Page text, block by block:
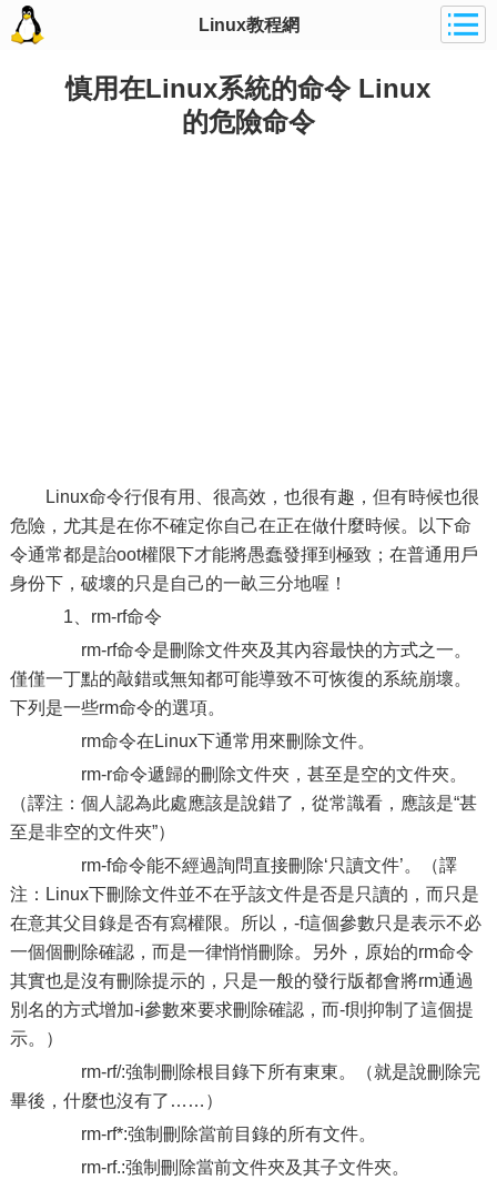
Linux教程網
慎用在Linux系統的命令 Linux
的危險命令
Linux命令行佷有用、很高效，也很有趣，但有時候也很
危險，尤其是在你不確定你自己在正在做什麼時候。以下命
令通常都是詒oot權限下才能將愚蠢發揮到極致；在普通用戶
身份下，破壞的只是自己的一畝三分地喔！
1、rm-rf命令
rm-rf命令是刪除文件夾及其內容最快的方式之一。
僅僅一丁點的敲錯或無知都可能導致不可恢復的系統崩壞。
下列是一些rm命令的選項。
rm命令在Linux下通常用來刪除文件。
rm-r命令遞歸的刪除文件夾，甚至是空的文件夾。
（譯注：個人認為此處應該是說錯了，從常識看，應該是“甚
至是非空的文件夾”）
rm-f命令能不經過詢問直接刪除‘只讀文件’。（譯
注：Linux下刪除文件並不在乎該文件是否是只讀的，而只是
在意其父目錄是否有寫權限。所以，-f這個參數只是表示不必
一個個刪除確認，而是一律悄悄刪除。另外，原始的rm命令
其實也是沒有刪除提示的，只是一般的發行版都會將rm通過
別名的方式增加-i參數來要求刪除確認，而-f則抑制了這個提
示。）
rm-rf/:強制刪除根目錄下所有東東。（就是說刪除完
畢後，什麼也沒有了……）
rm-rf*:強制刪除當前目錄的所有文件。
rm-rf.:強制刪除當前文件夾及其子文件夾。